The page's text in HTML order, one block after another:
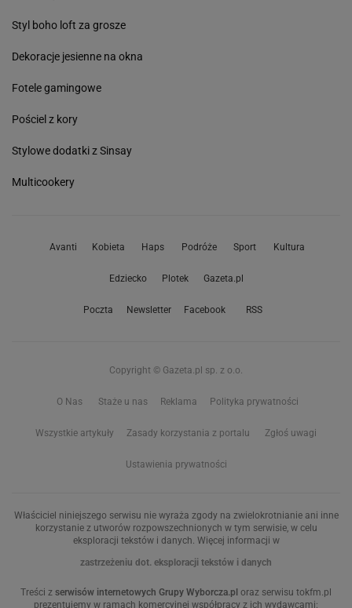
Styl boho loft za grosze
Dekoracje jesienne na okna
Fotele gamingowe
Pościel z kory
Stylowe dodatki z Sinsay
Multicookery
Avanti Kobieta Haps Podróże Sport Kultura
Edziecko Plotek Gazeta.pl
Poczta Newsletter Facebook RSS
Copyright © Gazeta.pl sp. z o.o.
O Nas Staże u nas Reklama Polityka prywatności
Wszystkie artykuły Zasady korzystania z portalu Zgłoś uwagi
Ustawienia prywatności
Właściciel niniejszego serwisu nie wyraża zgody na zwielokrotnianie ani inne
korzystanie z utworów rozpowszechnionych w tym serwisie, w celu
eksploracji tekstów i danych. Więcej informacji w
zastrzeżeniu dot. eksploracji tekstów i danych
Treści z serwisów internetowych Grupy Wyborcza.pl oraz serwisu tokfm.pl
prezentujemy w ramach komercyjnej współpracy z ich wydawcami: